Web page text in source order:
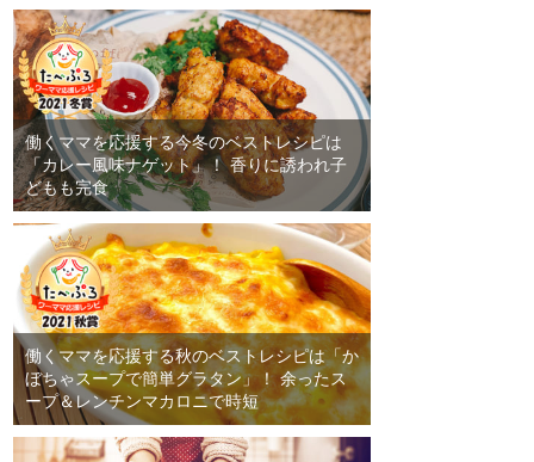
働くママを応援する今冬のベストレシピは
「カレー風味ナゲット」！ 香りに誘われ子
どもも完食
働くママを応援する秋のベストレシピは「か
ぼちゃスープで簡単グラタン」！ 余ったス
ープ＆レンチンマカロニで時短